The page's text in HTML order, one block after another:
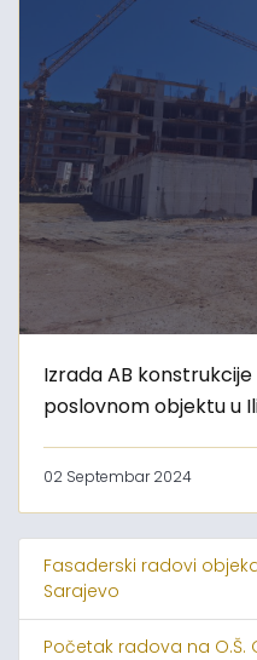
Izrada AB
poslovnom objektu u
02 Septembar 2024
Fasaderski radovi
Sarajevo
Početak radova na O.Š.